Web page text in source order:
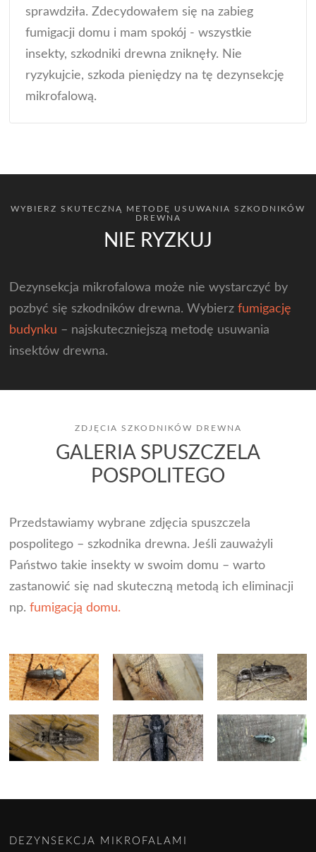
sprawdziła. Zdecydowałem się na zabieg
fumigacji domu i mam spokój - wszystkie
insekty, szkodniki drewna zniknęły. Nie
ryzykujcie, szkoda pieniędzy na tę dezynsekcję
mikrofalową.
WYBIERZ SKUTECZNĄ METODĘ USUWANIA SZKODNIKÓW
DREWNA
NIE RYZKUJ
Dezynsekcja mikrofalowa może nie wystarczyć by
pozbyć się szkodników drewna. Wybierzfumigację
budynku – najskuteczniejszą metodę usuwania
insektów drewna.
ZDJĘCIA SZKODNIKÓW DREWNA
GALERIA SPUSZCZELA
POSPOLITEGO
Przedstawiamy wybrane zdjęcia spuszczela
pospolitego – szkodnika drewna. Jeśli zauważyli
Państwo takie insekty w swoim domu – warto
zastanowić się nad skuteczną metodą ich eliminacji
np.fumigacją domu.
DEZYNSEKCJA MIKROFALAMI